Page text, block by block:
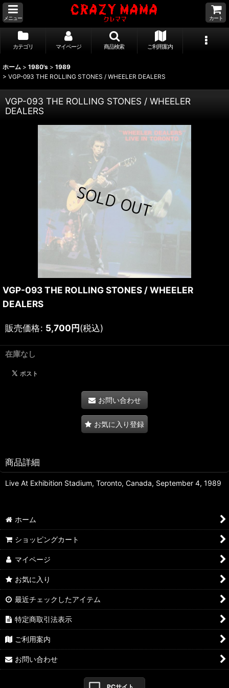
メニュー カート
カテゴリ マイページ 商品検索 ご利用案内
ホーム > 1980's > 1989
> VGP-093 THE ROLLING STONES / WHEELER DEALERS
VGP-093 THE ROLLING STONES / WHEELER
DEALERS
VGP-093 THE ROLLING STONES / WHEELER
DEALERS
販売価格: 5,700円(税込)
在庫なし
お問い合わせ
お気に入り登録
商品詳細
Live At Exhibition Stadium, Toronto, Canada, September 4, 1989
ホーム
ショッピングカート
マイページ
お気に入り
最近チェックしたアイテム
特定商取引法表示
ご利用案内
お問い合わせ